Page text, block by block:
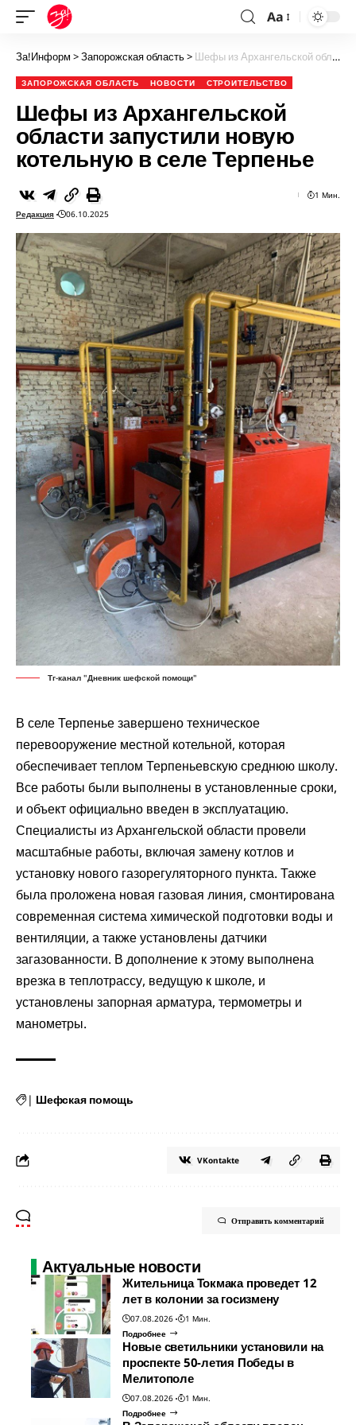
Aa
За!Информ >Запорожская область> Шефы из Архангельской области запустили новую котельную в селе Терпенье
ЗАПОРОЖСКАЯ ОБЛАСТЬ НОВОСТИ СТРОИТЕЛЬСТВО
Шефы из Архангельской
области запустили новую
котельную в селе Терпенье
Редакция 06.10.2025
1 Мин.
Тг-канал "Дневник шефской помощи"
В селе Терпенье завершено техническое
перевооружение местной котельной, которая
обеспечивает теплом Терпеньевскую среднюю школу.
Все работы были выполнены в установленные сроки,
и объект официально введен в эксплуатацию.
Специалисты из Архангельской области провели
масштабные работы, включая замену котлов и
установку нового газорегуляторного пункта. Также
была проложена новая газовая линия, смонтирована
современная система химической подготовки воды и
вентиляции, а также установлены датчики
загазованности. В дополнение к этому выполнена
врезка в теплотрассу, ведущую к школе, и
установлены запорная арматура, термометры и
манометры.
| Шефская помощь
VKontakte
Отправить комментарий
Актуальные новости
Жительница Токмака проведет 12
лет в колонии за госизмену
07.08.2026
1 Мин.
Подробнее
Новые светильники установили на
проспекте 50-летия Победы в
Мелитополе
07.08.2026
1 Мин.
Подробнее